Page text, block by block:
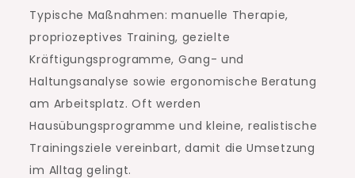
Typische Maßnahmen: manuelle Therapie,
propriozeptives Training, gezielte
Kräftigungsprogramme, Gang- und
Haltungsanalyse sowie ergonomische Beratung
am Arbeitsplatz. Oft werden
Hausübungsprogramme und kleine, realistische
Trainingsziele vereinbart, damit die Umsetzung
im Alltag gelingt.